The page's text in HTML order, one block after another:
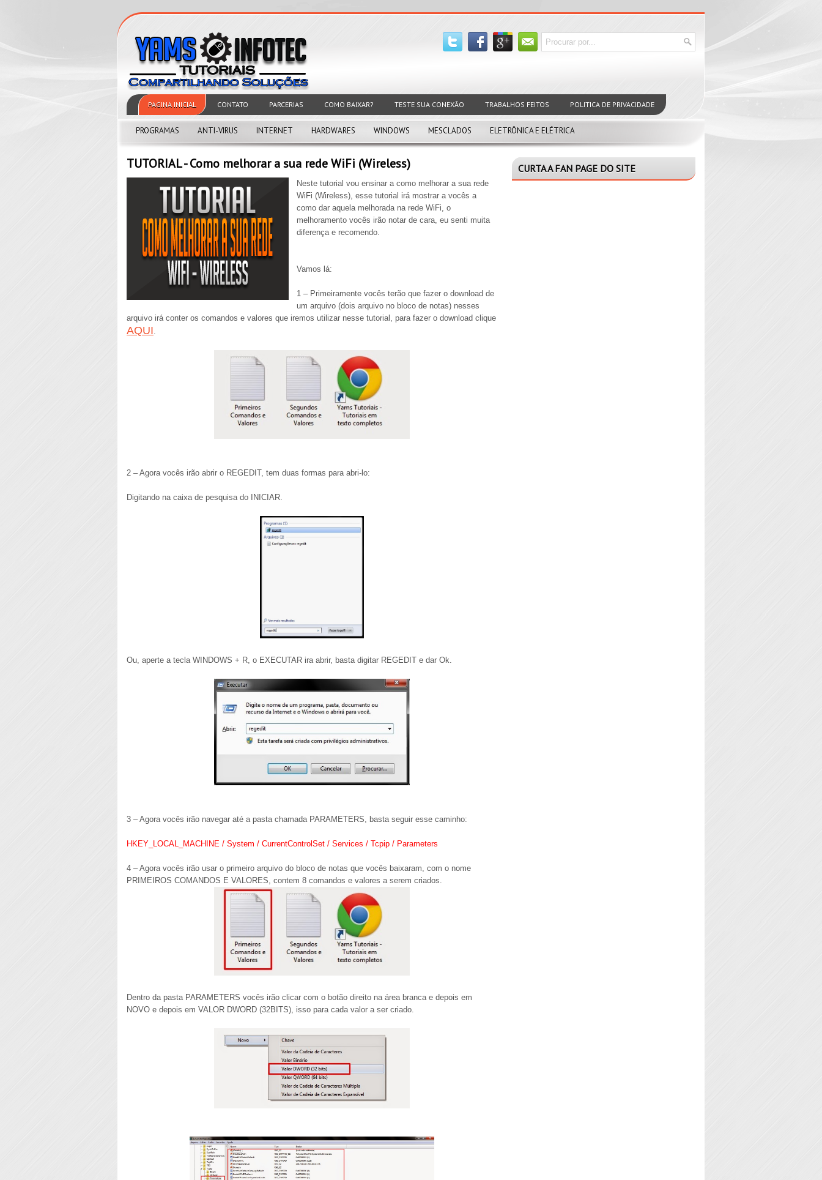
PAGINA INICIAL CONTATO PARCERIAS COMO BAIXAR? TESTE SUA CONEXÃO TRABALHOS FEITOS POLITICA DE PRIVACIDADE
PROGRAMAS ANTI-VIRUS INTERNET HARDWARES WINDOWS MESCLADOS ELETRÔNICA E ELÉTRICA
TUTORIAL - Como melhorar a sua rede WiFi (Wireless)
Neste tutorial vou ensinar a como melhorar a sua rede
WiFi (Wireless), esse tutorial irá mostrar a vocês a
como dar aquela melhorada na rede WiFi, o
melhoramento vocês irão notar de cara, eu senti muita
diferença e recomendo.
Vamos lá:
1 – Primeiramente vocês terão que fazer o download de
um arquivo (dois arquivo no bloco de notas) nesses
arquivo irá conter os comandos e valores que iremos utilizar nesse tutorial, para fazer o download clique
AQUI.
2 – Agora vocês irão abrir o REGEDIT, tem duas formas para abri-lo:
Digitando na caixa de pesquisa do INICIAR.
Ou, aperte a tecla WINDOWS + R, o EXECUTAR ira abrir, basta digitar REGEDIT e dar Ok.
3 – Agora vocês irão navegar até a pasta chamada PARAMETERS, basta seguir esse caminho:
HKEY_LOCAL_MACHINE / System / CurrentControlSet / Services / Tcpip / Parameters
4 – Agora vocês irão usar o primeiro arquivo do bloco de notas que vocês baixaram, com o nome
PRIMEIROS COMANDOS E VALORES, contem 8 comandos e valores a serem criados.
Dentro da pasta PARAMETERS vocês irão clicar com o botão direito na área branca e depois em
NOVO e depois em VALOR DWORD (32BITS), isso para cada valor a ser criado.
CURTA A FAN PAGE DO SITE